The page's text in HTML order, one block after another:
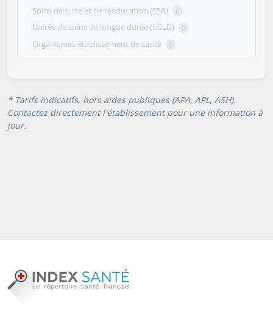
Soins de suite et de rééducation (SSR) 0
Unités de soins de longue durée (USLD) 0
Organismes établissement de santé 0
* Tarifs indicatifs, hors aides publiques (APA, APL, ASH).
Contactez directement l'établissement pour une information à
jour.